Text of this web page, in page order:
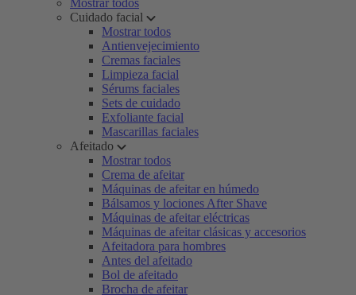
Mostrar todos
Cuidado facial
Mostrar todos
Antienvejecimiento
Cremas faciales
Limpieza facial
Sérums faciales
Sets de cuidado
Exfoliante facial
Mascarillas faciales
Afeitado
Mostrar todos
Crema de afeitar
Máquinas de afeitar en húmedo
Bálsamos y lociones After Shave
Máquinas de afeitar eléctricas
Máquinas de afeitar clásicas y accesorios
Afeitadora para hombres
Antes del afeitado
Bol de afeitado
Brocha de afeitar